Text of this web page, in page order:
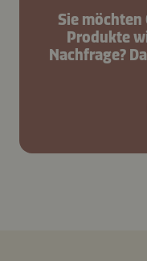
Sie möchten
Produkte
Nachfrage?